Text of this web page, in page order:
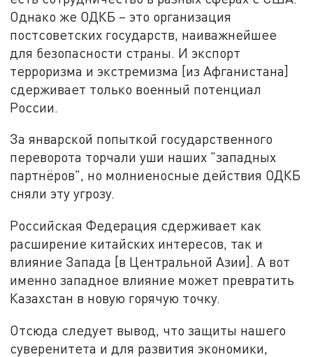
Однако же ОДКБ – это организация
постсоветских государств, наиважнейшее
для безопасности страны. И экспорт
терроризма и экстремизма [из Афганистана]
сдерживает только военный потенциал
России.
За январской попыткой государственного
переворота торчали уши наших "западных
партнёров", но молниеносные действия ОДКБ
сняли эту угрозу.
Российская Федерация сдерживает как
расширение китайских интересов, так и
влияние Запада [в Центральной Азии]. А вот
именно западное влияние может превратить
Казахстан в новую горячую точку.
Отсюда следует вывод, что защиты нашего
суверенитета и для развития экономики,